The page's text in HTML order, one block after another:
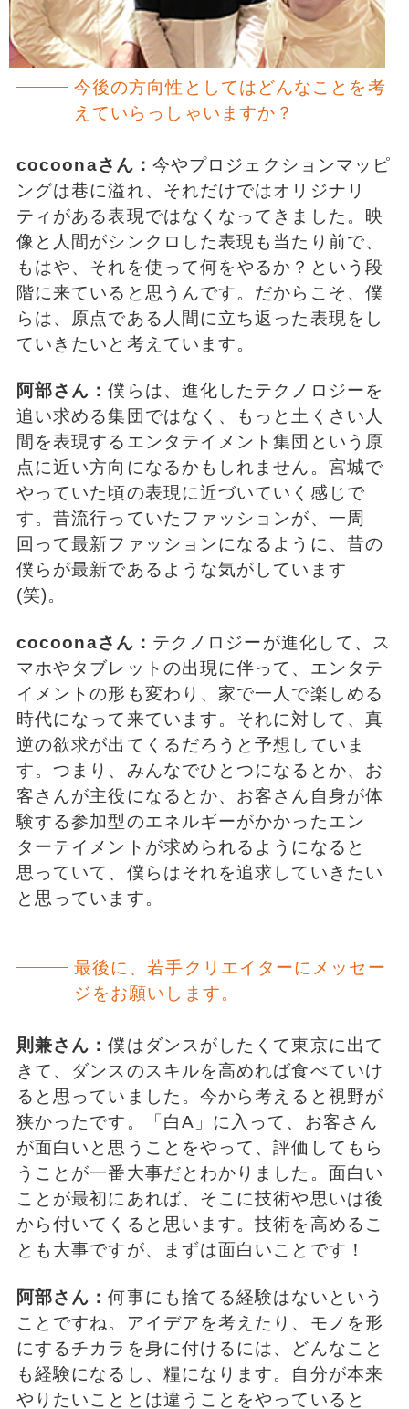
今後の方向性としてはどんなことを考
えていらっしゃいますか？
cocoonaさん： 今やプロジェクションマッピ
ングは巷に溢れ、それだけではオリジナリ
ティがある表現ではなくなってきました。映
像と人間がシンクロした表現も当たり前で、
もはや、それを使って何をやるか？という段
階に来ていると思うんです。だからこそ、僕
らは、原点である人間に立ち返った表現をし
ていきたいと考えています。
阿部さん：僕らは、進化したテクノロジーを
追い求める集団ではなく、もっと土くさい人
間を表現するエンタテイメント集団という原
点に近い方向になるかもしれません。宮城で
やっていた頃の表現に近づいていく感じで
す。昔流行っていたファッションが、一周
回って最新ファッションになるように、昔の
僕らが最新であるような気がしています
(笑)。
cocoonaさん： テクノロジーが進化して、ス
マホやタブレットの出現に伴って、エンタテ
イメントの形も変わり、家で一人で楽しめる
時代になって来ています。それに対して、真
逆の欲求が出てくるだろうと予想していま
す。つまり、みんなでひとつになるとか、お
客さんが主役になるとか、お客さん自身が体
験する参加型のエネルギーがかかったエン
ターテイメントが求められるようになると
思っていて、僕らはそれを追求していきたい
と思っています。
最後に、若手クリエイターにメッセー
ジをお願いします。
則兼さん：僕はダンスがしたくて東京に出て
きて、ダンスのスキルを高めれば食べていけ
ると思っていました。今から考えると視野が
狭かったです。「白A」に入って、お客さん
が面白いと思うことをやって、評価してもら
うことが一番大事だとわかりました。面白い
ことが最初にあれば、そこに技術や思いは後
から付いてくると思います。技術を高めるこ
とも大事ですが、まずは面白いことです！
阿部さん：何事にも捨てる経験はないという
ことですね。アイデアを考えたり、モノを形
にするチカラを身に付けるには、どんなこと
も経験になるし、糧になります。自分が本来
やりたいこととは違うことをやっていると